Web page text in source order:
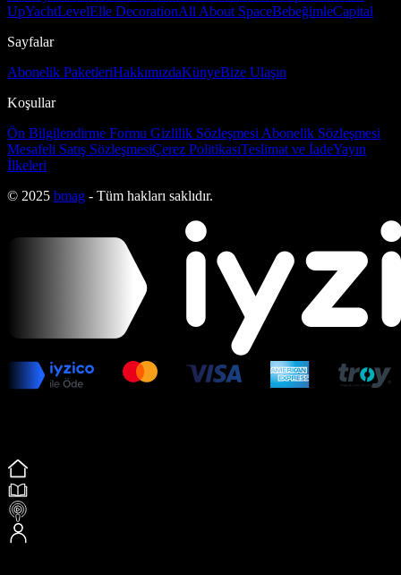
UpYachtLevelElle DecorationAll About SpaceBebeğimleCapital
Sayfalar
Abonelik PaketleriHakkımızdaKünyeBize Ulaşın
Koşullar
Ön Bilgilendirme Formu Gizlilik Sözleşmesi Abonelik Sözleşmesi
Mesafeli Satış SözleşmesiÇerez PolitikasıTeslimat ve İadeYayın
İlkeleri
© 2025 bmag - Tüm hakları saklıdır.